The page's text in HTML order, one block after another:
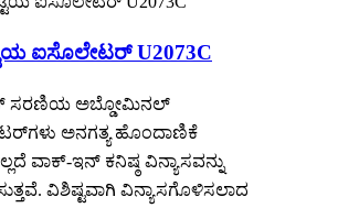
ಐಸೊಲೇಟರ್ U2073C
ಸರಣಿಯ ಅಬ್ಡೋಮಿನಲ್
ಅನಗತ್ಯ ಹೊಂದಾಣಿಕೆ
ವಾಕ್-ಇನ್ ಕನಿಷ್ಠ ವಿನ್ಯಾಸವನ್ನು
ವಿಶಿಷ್ಟವಾಗಿ ವಿನ್ಯಾಸಗೊಳಿಸಲಾದ